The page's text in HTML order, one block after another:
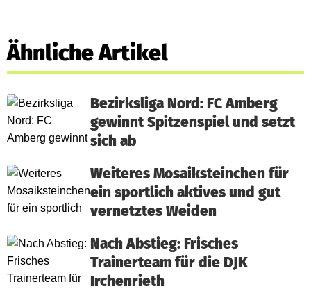
Ähnliche Artikel
Bezirksliga Nord: FC Amberg
gewinnt Spitzenspiel und setzt
sich ab
Weiteres Mosaiksteinchen für
ein sportlich aktives und gut
vernetztes Weiden
Nach Abstieg: Frisches
Trainerteam für die DJK
Irchenrieth